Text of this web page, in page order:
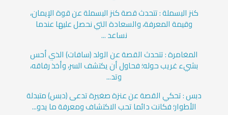
كنز البسملة : تتحدث قصة كنز البسملة عن قوة الإيمان،
وقيمة المعرفة، والسعادة التي نحصل عليها عندما
نساعد ...
المغامرة : تتحدث القصة عن الولد (سافات) الذي أحس
بشيء غريب حوله؛ فحاول أن يكتشف السر، وأخذ رفاقه،
وتد...
دبس : تحكي القصة عن عنزة صغيرة تدعى (دبس) متبدلة
الأطوار؛ فكانت دائما تحب الاكتشاف ومعرفة ما يدو...